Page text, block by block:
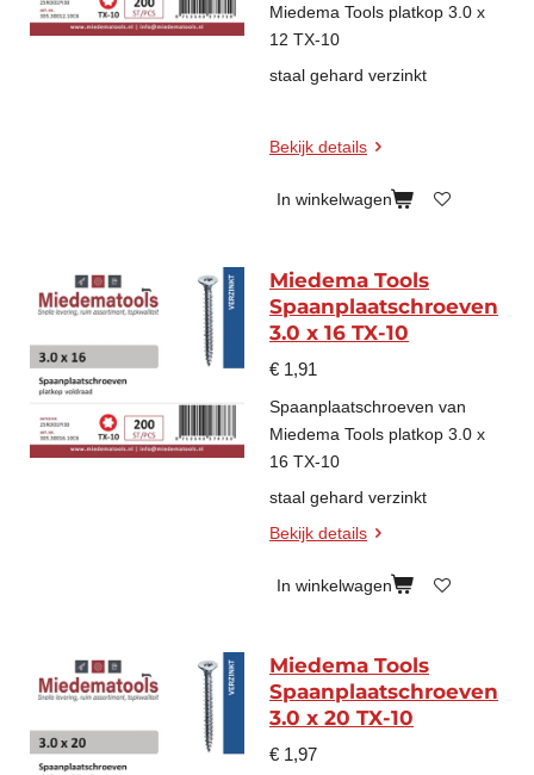
Miedema Tools platkop 3.0 x
12 TX-10
staal gehard verzinkt
Bekijk details
In winkelwagen
Miedema Tools
Spaanplaatschroeven
3.0 x 16 TX-10
€ 1,91
Spaanplaatschroeven van
Miedema Tools platkop 3.0 x
16 TX-10
staal gehard verzinkt
Bekijk details
In winkelwagen
Miedema Tools
Spaanplaatschroeven
3.0 x 20 TX-10
€ 1,97